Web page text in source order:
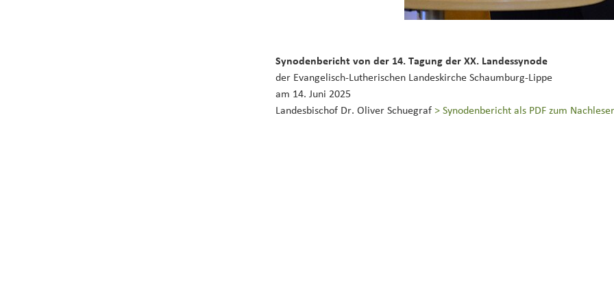
Synodenbericht von der 14. Tagung der XX. Landessynode
der Evangelisch-Lutherischen Landeskirche Schaumburg-Lippe
am 14. Juni 2025
Landesbischof Dr. Oliver Schuegraf > Synodenbericht als PDF zum